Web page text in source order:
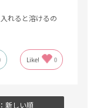
れると溶けるの
Like! 0
新しい順